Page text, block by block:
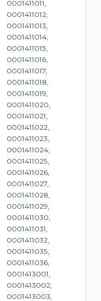
0001411011,
0001411012,
0001411013,
0001411014,
0001411015,
0001411016,
0001411017,
0001411018,
0001411019,
0001411020,
0001411021,
0001411022,
0001411023,
0001411024,
0001411025,
0001411026,
0001411027,
0001411028,
0001411029,
0001411030,
0001411031,
0001411032,
0001411035,
0001411036,
0001413001,
0001413002,
0001413003,